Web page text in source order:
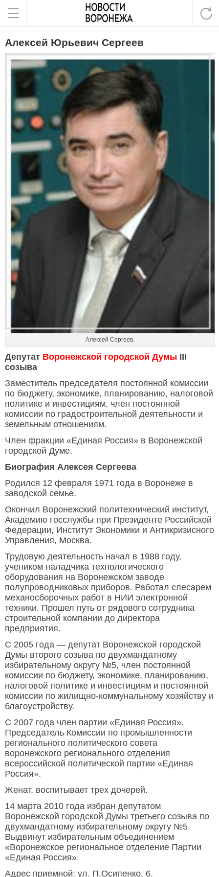
Алексей Юрьевич Сергеев
Алексей Сергеев.
Депутат Воронежской городской Думы III
созыва
Заместитель председателя постоянной комиссии
по бюджету, экономике, планированию, налоговой
политике и инвестициям, член постоянной
комиссии по градостроительной деятельности и
земельным отношениям.
Член фракции «Единая Россия» в Воронежской
городской Думе.
Биография Алексея Сергеева
Родился 12 февраля 1971 года в Воронеже в
заводской семье.
Окончил Воронежский политехнический институт,
Академию госслужбы при Президенте Российской
Федерации, Институт Экономики и Антикризисного
Управления, Москва.
Трудовую деятельность начал в 1988 году,
учеником наладчика технологического
оборудования на Воронежском заводе
полупроводниковых приборов. Работал слесарем
механосборочных работ в НИИ электронной
техники. Прошел путь от рядового сотрудника
строительной компании до директора
предприятия.
С 2005 года — депутат Воронежской городской
Думы второго созыва по двухмандатному
избирательному округу №5, член постоянной
комиссии по бюджету, экономике, планированию,
налоговой политике и инвестициям и постоянной
комиссии по жилищно-коммунальному хозяйству и
благоустройству.
С 2007 года член партии «Единая Россия».
Председатель Комиссии по промышленности
регионального политического совета
воронежского регионального отделения
всероссийской политической партии «Единая
Россия».
Женат, воспитывает трех дочерей.
14 марта 2010 года избран депутатом
Воронежской городской Думы третьего созыва по
двухмандатному избирательному округу №5.
Выдвинут избирательным объединением
«Воронежское региональное отделение Партии
«Единая Россия».
Адрес приемной: ул. П.Осипенко, 6.